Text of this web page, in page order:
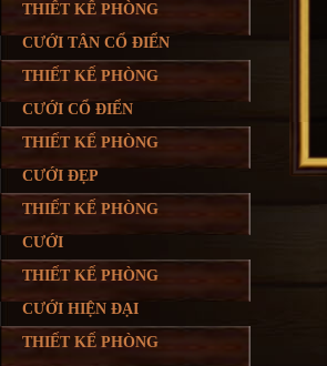
THIẾT KẾ PHÒNG
CƯỚI TÂN CỔ ĐIỂN
THIẾT KẾ PHÒNG
CƯỚI CỔ ĐIỂN
THIẾT KẾ PHÒNG
CƯỚI ĐẸP
THIẾT KẾ PHÒNG
CƯỚI
THIẾT KẾ PHÒNG
CƯỚI HIỆN ĐẠI
THIẾT KẾ PHÒNG